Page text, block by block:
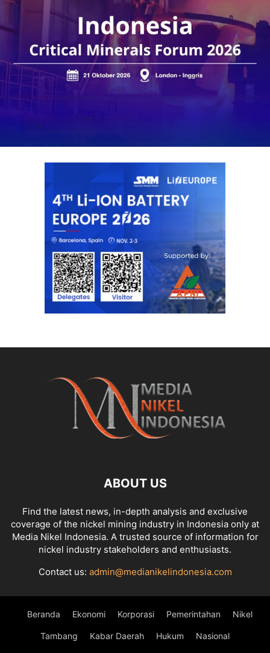
ABOUT US
Find the latest news, in-depth analysis and exclusive
coverage of the nickel mining industry in Indonesia only at
Media Nikel Indonesia. A trusted source of information for
nickel industry stakeholders and enthusiasts.
Contact us: admin@medianikelindonesia.com
Beranda Ekonomi Korporasi Pemerintahan Nikel
Tambang Kabar Daerah Hukum Nasional